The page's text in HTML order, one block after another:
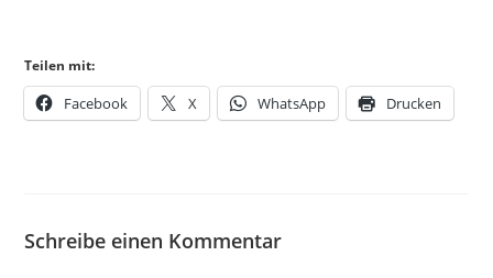
Teilen mit:
Facebook X WhatsApp Drucken
Schreibe einen Kommentar